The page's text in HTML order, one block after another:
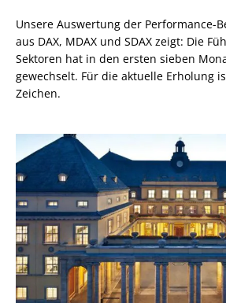
Unsere Auswertung der Performance-
aus DAX, MDAX und SDAX zeigt: Die
Sektoren hat in den ersten sieben
gewechselt. Für die aktuelle Erholung
Zeichen.